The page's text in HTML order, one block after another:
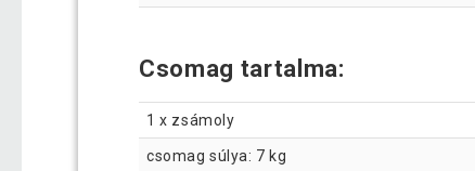
Csomag tartalma:
1 x zsámoly
csomag súlya: 7 kg